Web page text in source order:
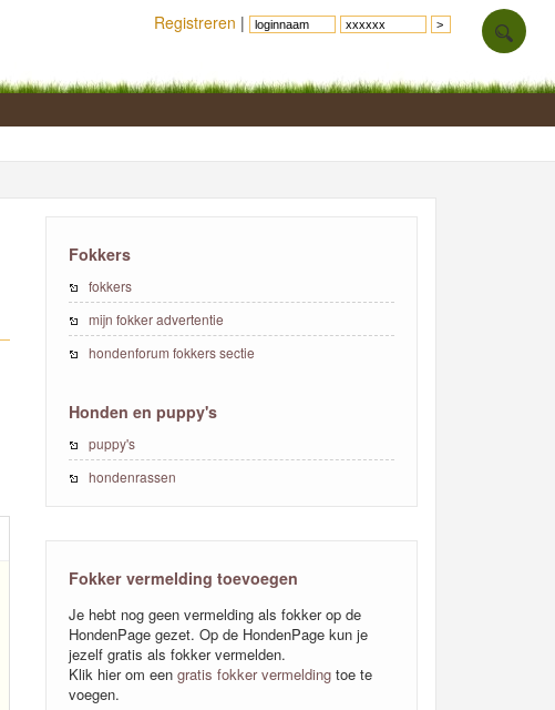
Fokkers
fokkers
mijn fokker advertentie
hondenforum fokkers sectie
Honden en puppy's
puppy's
hondenrassen
Fokker vermelding toevoegen
Je hebt nog geen vermelding als fokker op de
HondenPage gezet. Op de HondenPage kun je
jezelf gratis als fokker vermelden.
Klik hier om een gratis fokker vermelding toe te
voegen.
Registreren |